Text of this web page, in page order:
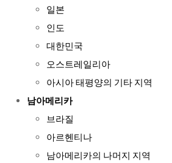
일본
인도
대한민국
오스트레일리아
아시아 태평양의 기타 지역
남아메리카
브라질
아르헨티나
남아메리카의 나머지 지역